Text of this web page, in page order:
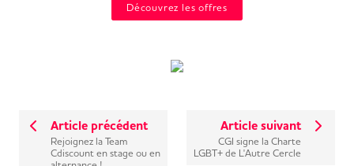
Découvrez les offres
Article précédent
Rejoignez la Team
Cdiscount en stage ou en
Article suivant
CGI signe la Charte
LGBT+ de L'Autre Cercle